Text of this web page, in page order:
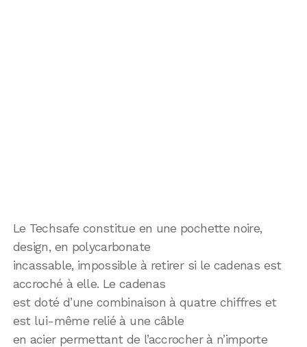
Le Techsafe constitue en une pochette noire,
design, en polycarbonate
incassable, impossible à retirer si le cadenas est
accroché à elle. Le cadenas
est doté d’une combinaison à quatre chiffres et
est lui-même relié à une câble
en acier permettant de l’accrocher à n’importe